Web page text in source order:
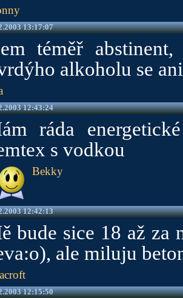
13:17:07
téměř
alkoholu se
12:43:24
ráda
s vodkou
Bekky
12:42:13
bude sice 18 až za
ale miluju
12:15:50